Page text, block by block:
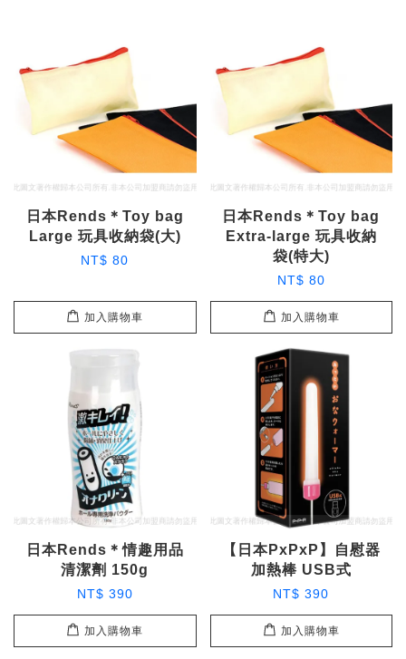
日本Rends＊Toy bag
Large 玩具收納袋(大)
NT$ 80
加入購物車
日本Rends＊Toy bag
Extra-large 玩具收納
袋(特大)
NT$ 80
加入購物車
日本Rends＊情趣用品
清潔劑 150g
NT$ 390
加入購物車
【日本PxPxP】自慰器
加熱棒 USB式
NT$ 390
加入購物車